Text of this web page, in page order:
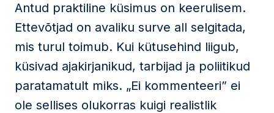
Antud praktiline küsimus on keerulisem.
Ettevõtjad on avaliku surve all selgitada,
mis turul toimub. Kui kütusehind liigub,
küsivad ajakirjanikud, tarbijad ja poliitikud
paratamatult miks. „Ei kommenteeri” ei
ole sellises olukorras kuigi realistlik